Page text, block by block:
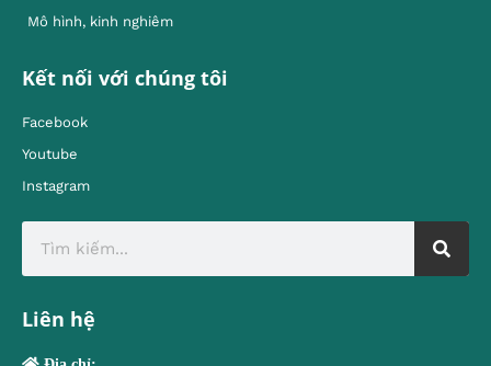
Mô hình, kinh nghiêm
Kết nối với chúng tôi
Facebook
Youtube
Instagram
Liên hệ